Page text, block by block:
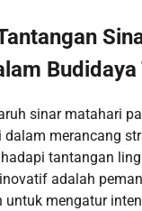
Budidaya
sinar matahari
dalam merancang
tantangan
adalah
untuk mengatur